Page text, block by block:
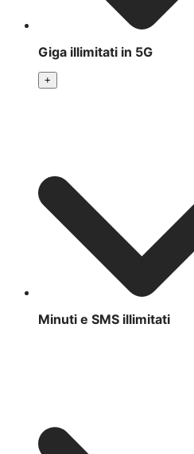
Giga illimitati in 5G
+
Minuti e SMS illimitati